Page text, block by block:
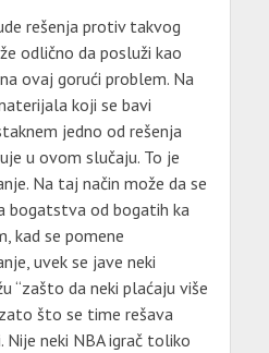
rešenja protiv takvog
odlično da posluži kao
ovaj gorući problem. Na
koji se bavi
jedno od rešenja
u ovom slučaju. To je
Na taj način može da se
bogatstva od bogatih ka
kad se pomene
uvek se jave neki
“zašto da neki plaćaju više
što se time rešava
neki NBA igrač toliko